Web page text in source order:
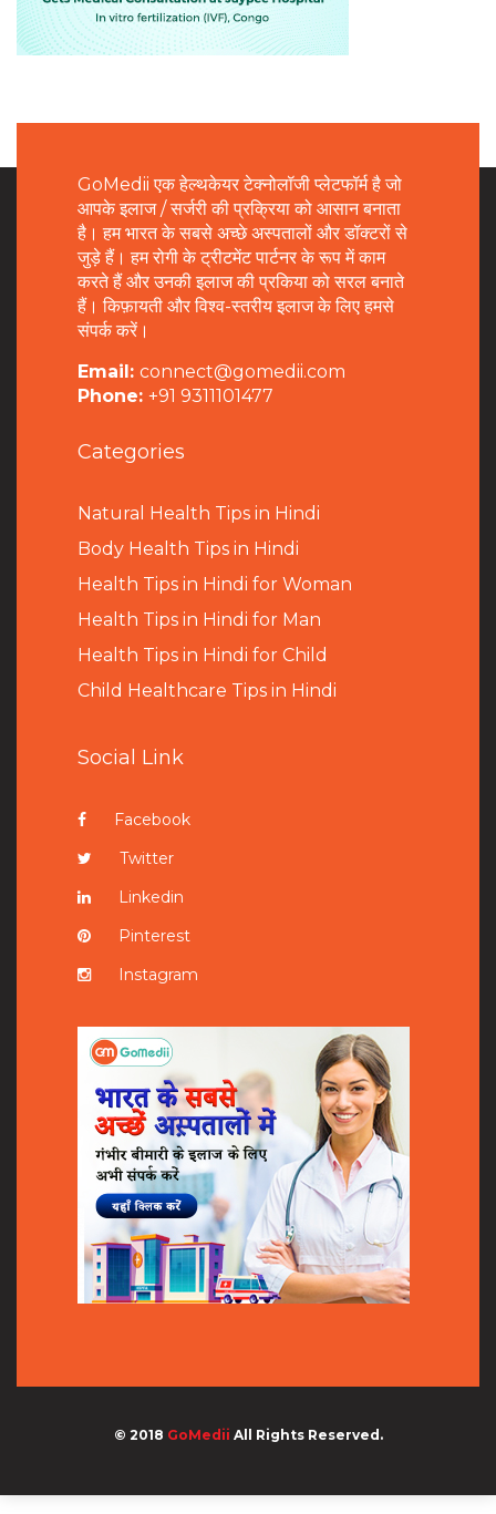
GoMedii एक हेल्थकेयर टेक्नोलॉजी प्लेटफॉर्म है जो
आपके इलाज / सर्जरी की प्रक्रिया को आसान बनाता
है। हम भारत के सबसे अच्छे अस्पतालों और डॉक्टरों से
जुड़े हैं। हम रोगी के ट्रीटमेंट पार्टनर के रूप में काम
करते हैं और उनकी इलाज की प्रकिया को सरल बनाते
हैं। किफ़ायती और विश्व-स्तरीय इलाज के लिए हमसे
संपर्क करें।
Email: connect@gomedii.com
Phone: +91 9311101477
Categories
Natural Health Tips in Hindi
Body Health Tips in Hindi
Health Tips in Hindi for Woman
Health Tips in Hindi for Man
Health Tips in Hindi for Child
Child Healthcare Tips in Hindi
Social Link
Facebook
Twitter
Linkedin
Pinterest
Instagram
© 2018 GoMedii All Rights Reserved.